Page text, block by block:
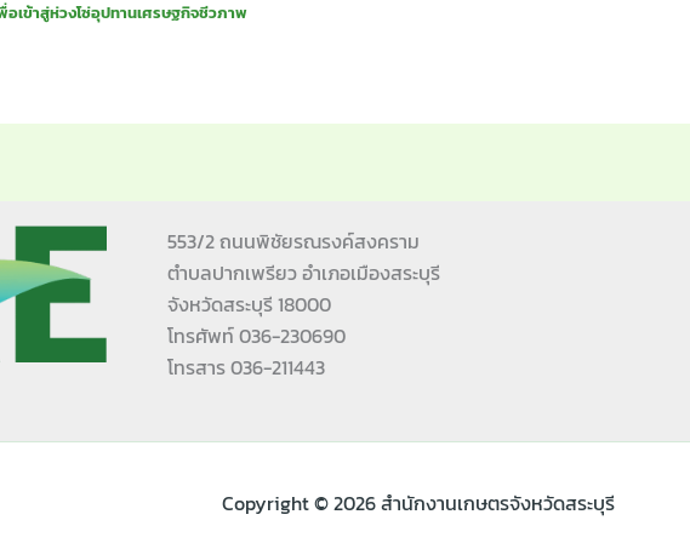
เข้าสู่ห่วงโซ่อุปทานเศรษฐกิจชีวภาพ
553/2 ถนนพิชัยรณรงค์สงคราม
ตำบลปากเพรียว อำเภอเมืองสระบุรี
จังหวัดสระบุรี 18000
โทรศัพท์ 036-230690
โทรสาร 036-211443
Copyright © 2026 สำนักงานเกษตรจังหวัดสระบุรี